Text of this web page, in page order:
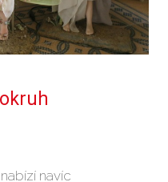
navíc